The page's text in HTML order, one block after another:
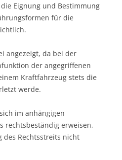
Eignung und Bestimmung
für die
angezeigt, da bei der
der angegriffenen
Kraftfahrzeug stets die
werde.
im anhängigen
rechtsbeständig erweisen,
des Rechtsstreits nicht